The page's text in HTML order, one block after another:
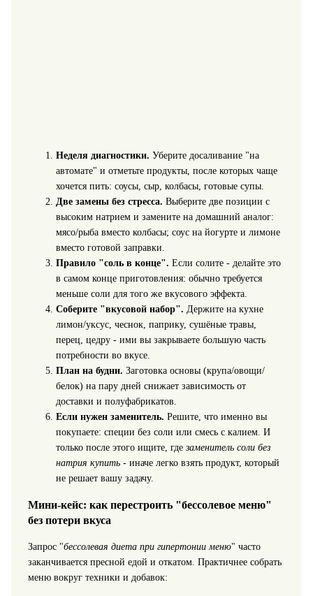
Неделя диагностики. Уберите досаливание "на
автомате" и отметьте продукты, после которых чаще
хочется пить: соусы, сыр, колбасы, готовые супы.
Две замены без стресса. Выберите две позиции с
высоким натрием и замените на домашний аналог:
мясо/рыба вместо колбасы; соус на йогурте и лимоне
вместо готовой заправки.
Правило "соль в конце". Если солите - делайте это
в самом конце приготовления: обычно требуется
меньше соли для того же вкусового эффекта.
Соберите "вкусовой набор". Держите на кухне
лимон/уксус, чеснок, паприку, сушёные травы,
перец, цедру - ими вы закрываете большую часть
потребности во вкусе.
План на будни. Заготовка основы (крупа/овощи/
белок) на пару дней снижает зависимость от
доставки и полуфабрикатов.
Если нужен заменитель. Решите, что именно вы
покупаете: специи без соли или смесь с калием. И
только после этого ищите, где заменитель соли без
натрия купить- иначе легко взять продукт, который
не решает вашу задачу.
Мини-кейс: как перестроить "бессолевое меню"
без потери вкуса
Запрос "бессолевая диета при гипертонии меню" часто
заканчивается пресной едой и откатом. Практичнее собрать
меню вокруг техники и добавок: